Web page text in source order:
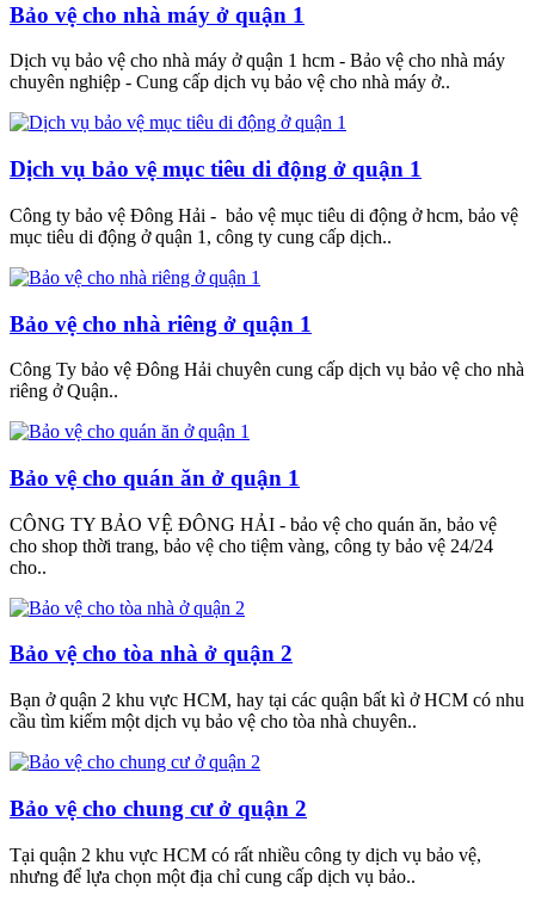
Bảo vệ cho nhà máy ở quận 1
Dịch vụ bảo vệ cho nhà máy ở quận 1 hcm - Bảo vệ cho nhà máy
chuyên nghiệp - Cung cấp dịch vụ bảo vệ cho nhà máy ở..
Dịch vụ bảo vệ mục tiêu di động ở quận 1
Công ty bảo vệ Đông Hải - bảo vệ mục tiêu di động ở hcm, bảo vệ
mục tiêu di động ở quận 1, công ty cung cấp dịch..
Bảo vệ cho nhà riêng ở quận 1
Công Ty bảo vệ Đông Hải chuyên cung cấp dịch vụ bảo vệ cho nhà
riêng ở Quận..
Bảo vệ cho quán ăn ở quận 1
CÔNG TY BẢO VỆ ĐÔNG HẢI - bảo vệ cho quán ăn, bảo vệ
cho shop thời trang, bảo vệ cho tiệm vàng, công ty bảo vệ 24/24
cho..
Bảo vệ cho tòa nhà ở quận 2
Bạn ở quận 2 khu vực HCM, hay tại các quận bất kì ở HCM có nhu
cầu tìm kiếm một dịch vụ bảo vệ cho tòa nhà chuyên..
Bảo vệ cho chung cư ở quận 2
Tại quận 2 khu vực HCM có rất nhiều công ty dịch vụ bảo vệ,
nhưng để lựa chọn một địa chỉ cung cấp dịch vụ bảo..